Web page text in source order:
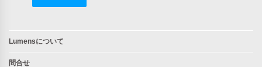
Lumensについて
問合せ